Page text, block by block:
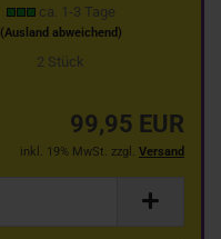
ca. 1-3 Tage
(Ausland abweichend)
2 Stück
99,95 EUR
inkl. 19% MwSt. zzgl. Versand